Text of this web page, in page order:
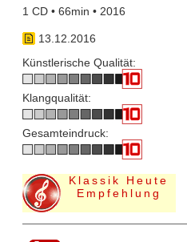
1 CD • 66min • 2016
13.12.2016
Künstlerische Qualität:
Klangqualität:
Gesamteindruck:
Klassik Heute
Empfehlung